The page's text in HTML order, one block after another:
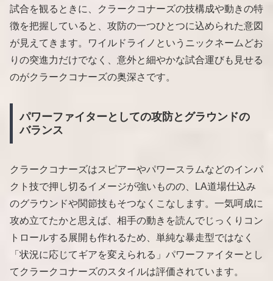
試合を観るときに、クラークコナーズの技構成や動きの特
徴を把握していると、攻防の一つひとつに込められた意図
が見えてきます。ワイルドライノというニックネームどお
りの突進力だけでなく、意外と細やかな試合運びも見せる
のがクラークコナーズの奥深さです。
パワーファイターとしての攻防とグラウンドの
バランス
クラークコナーズはスピアーやパワースラムなどのインパ
クト技で押し切るイメージが強いものの、LA道場仕込み
のグラウンドや関節技もそつなくこなします。一気呵成に
攻め立てたかと思えば、相手の動きを読んでじっくりコン
トロールする展開も作れるため、単純な暴走型ではなく
「状況に応じてギアを変えられる」パワーファイターとし
てクラークコナーズのスタイルは評価されています。